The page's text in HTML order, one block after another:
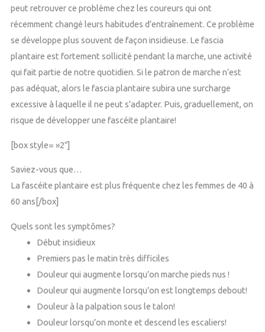
peut retrouver ce problème chez les coureurs qui ont
récemment changé leurs habitudes d’entraînement. Ce problème
se développe plus souvent de façon insidieuse. Le fascia
plantaire est fortement sollicité pendant la marche, une activité
qui fait partie de notre quotidien. Si le patron de marche n’est
pas adéquat, alors le fascia plantaire subira une surcharge
excessive à laquelle il ne peut s’adapter. Puis, graduellement, on
risque de développer une fascéite plantaire!
[box style= »2″]
Saviez-vous que…
La fascéite plantaire est plus fréquente chez les femmes de 40 à
60 ans[/box]
Quels sont les symptômes?
Début insidieux
Premiers pas le matin très difficiles
Douleur qui augmente lorsqu’on marche pieds nus !
Douleur qui augmente lorsqu’on est longtemps debout!
Douleur à la palpation sous le talon!
Douleur lorsqu’on monte et descend les escaliers!